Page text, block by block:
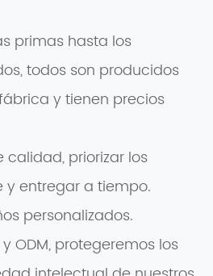
primas hasta los
todos son producidos
y tienen precios
calidad, priorizar los
y entregar a tiempo.
personalizados.
ODM, protegeremos los